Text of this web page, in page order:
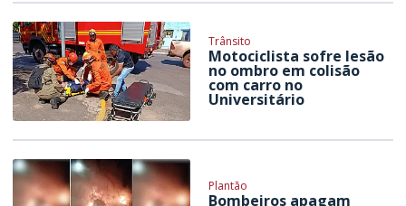
Trânsito
Motociclista sofre lesão
no ombro em colisão
com carro no
Universitário
Plantão
Bombeiros apagam